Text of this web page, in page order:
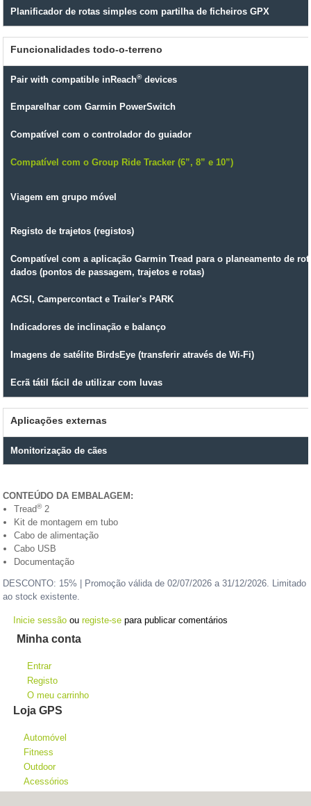
Planificador de rotas simples com partilha de ficheiros GPX
Funcionalidades todo-o-terreno
Pair with compatible inReach®devices
Emparelhar com Garmin PowerSwitch
Compatível com o controlador do guiador
Compatível com o Group Ride Tracker (6”, 8” e 10”)
Viagem em grupo móvel
Registo de trajetos (registos)
Compatível com a aplicação Garmin Tread para o planeamento de
dados (pontos de passagem, trajetos e rotas)
ACSI, Campercontact e Trailer's PARK
Indicadores de inclinação e balanço
Imagens de satélite BirdsEye (transferir através de Wi-Fi)
Ecrã tátil fácil de utilizar com luvas
Aplicações externas
Monitorização de cães
CONTEÚDO DA EMBALAGEM:
Tread®2
Kit de montagem em tubo
Cabo de alimentação
Cabo USB
Documentação
DESCONTO: 15% | Promoção válida de 02/07/2026 a 31/12/2026. Limitado
ao stock existente.
Inicie sessão ouregiste-se para publicar comentários
Minha conta
Entrar
Registo
O meu carrinho
Loja GPS
Automóvel
Fitness
Outdoor
Acessórios